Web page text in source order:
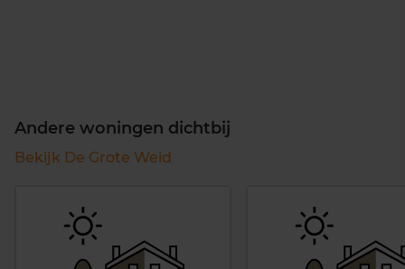
Andere woningen dichtbij
Bekijk De Grote Weid